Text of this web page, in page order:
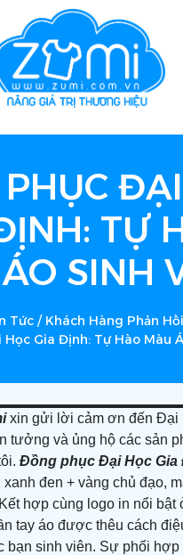
TỰ
SINH
Tức / Khách Hàng Phản Hồi
Gia Định: Tự Hào Màu
xin gửi lời cảm ơn đến Đại
tưởng và ủng hộ các sản
Đồng phục Đại Học Gia
đen + vàng chủ đạo,
hợp cùng logo in nổi bật
tay áo được thêu cách
bạn sinh viên. Sự phối hợp